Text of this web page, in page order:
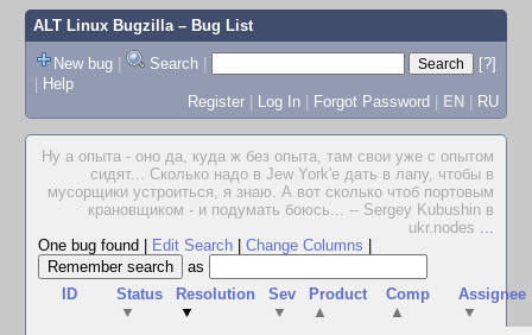
ALT Linux Bugzilla– Bug List
New bug | Search |
[?]
| Help
Register | Log In | Forgot Password | EN | RU
Ну а опыта - оно да, куда ж без опыта, там свои уже с опытом
сидят... Сколько надо в Jew York'е дать в лапу, чтобы в
мусорщики устроиться, я знаю. А вот сколько чтоб портовым
крановщиком - и подумать боюсь... -- Sergey Kubushin в
ukr.nodes ...
One bug found
Edit Search Change Columns
as
ID
Status
▼
Resolution
▼
Sev
▼
Product
▲
Comp
▲
Assignee
▼